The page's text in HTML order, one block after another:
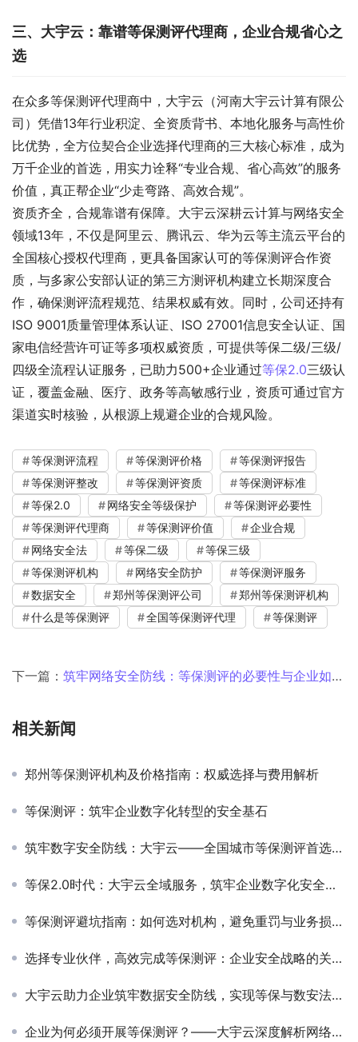
三、大宇云：靠谱等保测评代理商，企业合规省心之
选
在众多等保测评代理商中，大宇云（河南大宇云计算有限公
司）凭借13年行业积淀、全资质背书、本地化服务与高性价
比优势，全方位契合企业选择代理商的三大核心标准，成为
万千企业的首选，用实力诠释“专业合规、省心高效”的服务
价值，真正帮企业“少走弯路、高效合规”。
资质齐全，合规靠谱有保障。大宇云深耕云计算与网络安全
领域13年，不仅是阿里云、腾讯云、华为云等主流云平台的
全国核心授权代理商，更具备国家认可的等保测评合作资
质，与多家公安部认证的第三方测评机构建立长期深度合
作，确保测评流程规范、结果权威有效。同时，公司还持有
ISO 9001质量管理体系认证、ISO 27001信息安全认证、国
家电信经营许可证等多项权威资质，可提供等保二级/三级/
四级全流程认证服务，已助力500+企业通过等保2.0三级认
证，覆盖金融、医疗、政务等高敏感行业，资质可通过官方
渠道实时核验，从根源上规避企业的合规风险。
等保测评流程 等保测评价格
等保测评报告
等保测评整改
等保测评资质
等保测评标准
等保2.0
网络安全等级保护
等保测评必要性
等保测评代理商
等保测评价值
企业合规
网络安全法
等保二级
等保三级
等保测评机构
网络安全防护
等保测评服务
数据安全
郑州等保测评公司
郑州等保测评机构
什么是等保测评
全国等保测评代理 等保测评
下一篇： 筑牢网络安全防线：等保测评的必要性与企业如何选择靠谱代理商
相关新闻
郑州等保测评机构及价格指南：权威选择与费用解析
等保测评：筑牢企业数字化转型的安全基石‌
筑牢数字安全防线：大宇云——全国城市等保测评首选服务商
等保2.0时代：大宇云全域服务，筑牢企业数字化安全基石
等保测评避坑指南：如何选对机构，避免重罚与业务损失？
选择专业伙伴，高效完成等保测评：企业安全战略的关键一步
大宇云助力企业筑牢数据安全防线，实现等保与数安法双轨合规
企业为何必须开展等保测评？——大宇云深度解析网络安全合规的“必修课”